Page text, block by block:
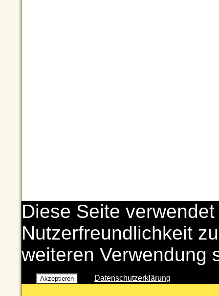
Diese Seite
Nutzerfreundlichkeit
weiteren Verwendung
Akzeptieren Datenschutzerklärung